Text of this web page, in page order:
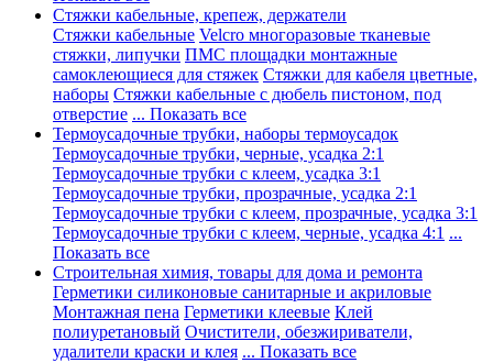
Стяжки кабельные, крепеж, держатели
Стяжки кабельные Velcro многоразовые тканевые
стяжки, липучки ПМС площадки монтажные
самоклеющиеся для стяжек Стяжки для кабеля цветные,
наборы Стяжки кабельные с дюбель пистоном, под
отверстие ... Показать все
Термоусадочные трубки, наборы термоусадок
Термоусадочные трубки, черные, усадка 2:1
Термоусадочные трубки с клеем, усадка 3:1
Термоусадочные трубки, прозрачные, усадка 2:1
Термоусадочные трубки с клеем, прозрачные, усадка 3:1
Термоусадочные трубки с клеем, черные, усадка 4:1 ...
Показать все
Строительная химия, товары для дома и ремонта
Герметики силиконовые санитарные и акриловые
Монтажная пена Герметики клеевые Клей
полиуретановый Очистители, обезжириватели,
удалители краски и клея ... Показать все